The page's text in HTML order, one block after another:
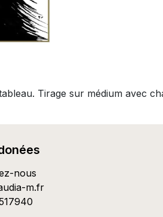
Tirage sur médium avec
nous
m.fr